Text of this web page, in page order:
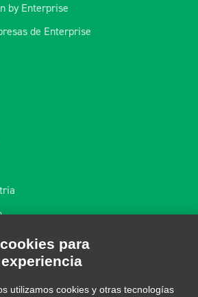
by Enterprise
de Enterprise
|Política de privacidad|Política de
para
nuestro sitio, mejorar y personalizar
análisis y mejorar nuestro marketing.